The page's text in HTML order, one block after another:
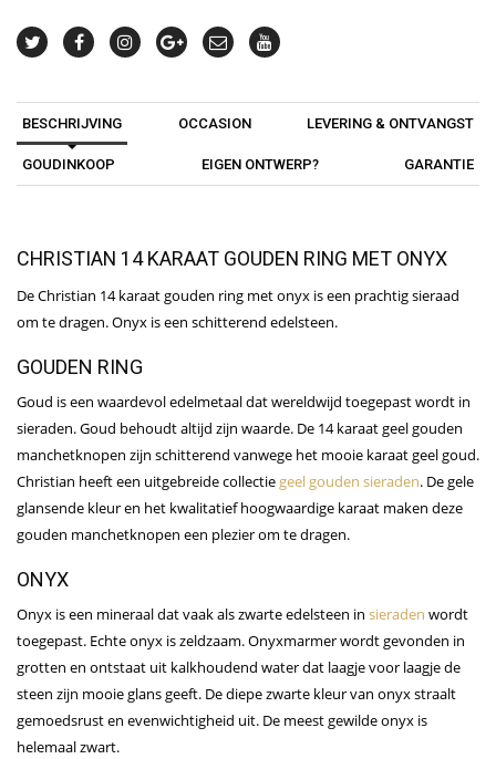
BESCHRIJVING OCCASION LEVERING & ONTVANGST
GOUDINKOOP EIGEN ONTWERP? GARANTIE
CHRISTIAN 14 KARAAT GOUDEN RING MET ONYX
De Christian 14 karaat gouden ring met onyx is een prachtig sieraad
om te dragen. Onyx is een schitterend edelsteen.
GOUDEN RING
Goud is een waardevol edelmetaal dat wereldwijd toegepast wordt in
sieraden. Goud behoudt altijd zijn waarde. De 14 karaat geel gouden
manchetknopen zijn schitterend vanwege het mooie karaat geel goud.
Christian heeft een uitgebreide collectie geel gouden sieraden. De gele
glansende kleur en het kwalitatief hoogwaardige karaat maken deze
gouden manchetknopen een plezier om te dragen.
ONYX
Onyx is een mineraal dat vaak als zwarte edelsteen in sieraden wordt
toegepast. Echte onyx is zeldzaam. Onyxmarmer wordt gevonden in
grotten en ontstaat uit kalkhoudend water dat laagje voor laagje de
steen zijn mooie glans geeft. De diepe zwarte kleur van onyx straalt
gemoedsrust en evenwichtigheid uit. De meest gewilde onyx is
helemaal zwart.